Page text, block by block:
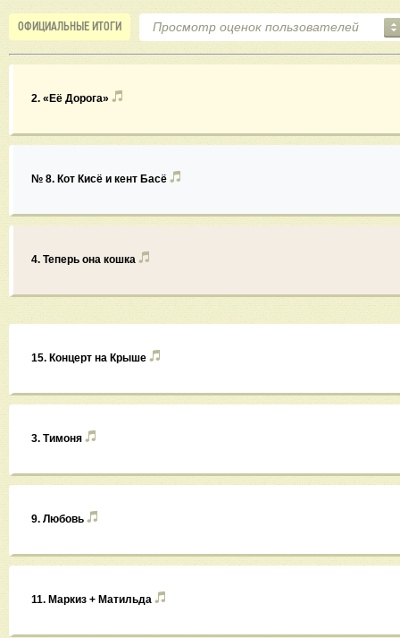
ОФИЦИАЛЬНЫЕ ИТОГИ
2. «Её Дорога»
№ 8. Кот Кисё и кент Басё
4. Теперь она кошка
15. Концерт на Крыше
3. Тимоня
9. Любовь
11. Маркиз + Матильда